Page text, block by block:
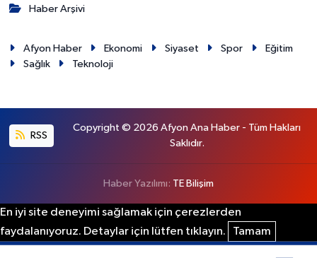
Haber Arşivi
Afyon Haber Ekonomi Siyaset Spor
Eğitim
Sağlık
Teknoloji
RSS
Copyright © 2026 Afyon Ana Haber - Tüm Hakları
Saklıdır.
Haber Yazılımı: TE Bilişim
En iyi site deneyimi sağlamak için çerezlerden
faydalanıyoruz. Detaylar için lütfen tıklayın.
Tamam